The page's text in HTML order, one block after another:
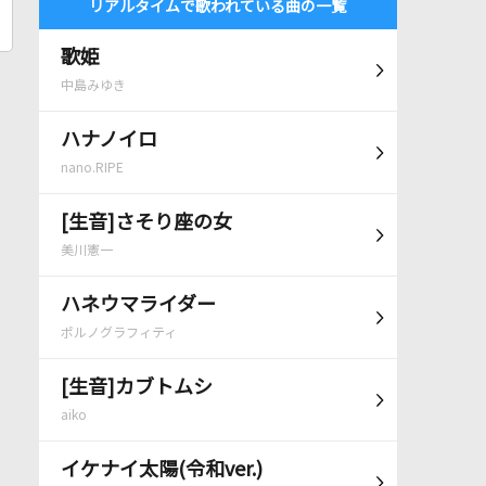
リアルタイムで歌われている曲の一覧
歌姫
中島みゆき
ハナノイロ
nano.RIPE
[生音]さそり座の女
美川憲一
ハネウマライダー
ポルノグラフィティ
[生音]カブトムシ
aiko
イケナイ太陽(令和ver.)